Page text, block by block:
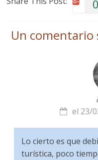
0
Un comentario
el 23/
Lo cierto es que
turística, poco